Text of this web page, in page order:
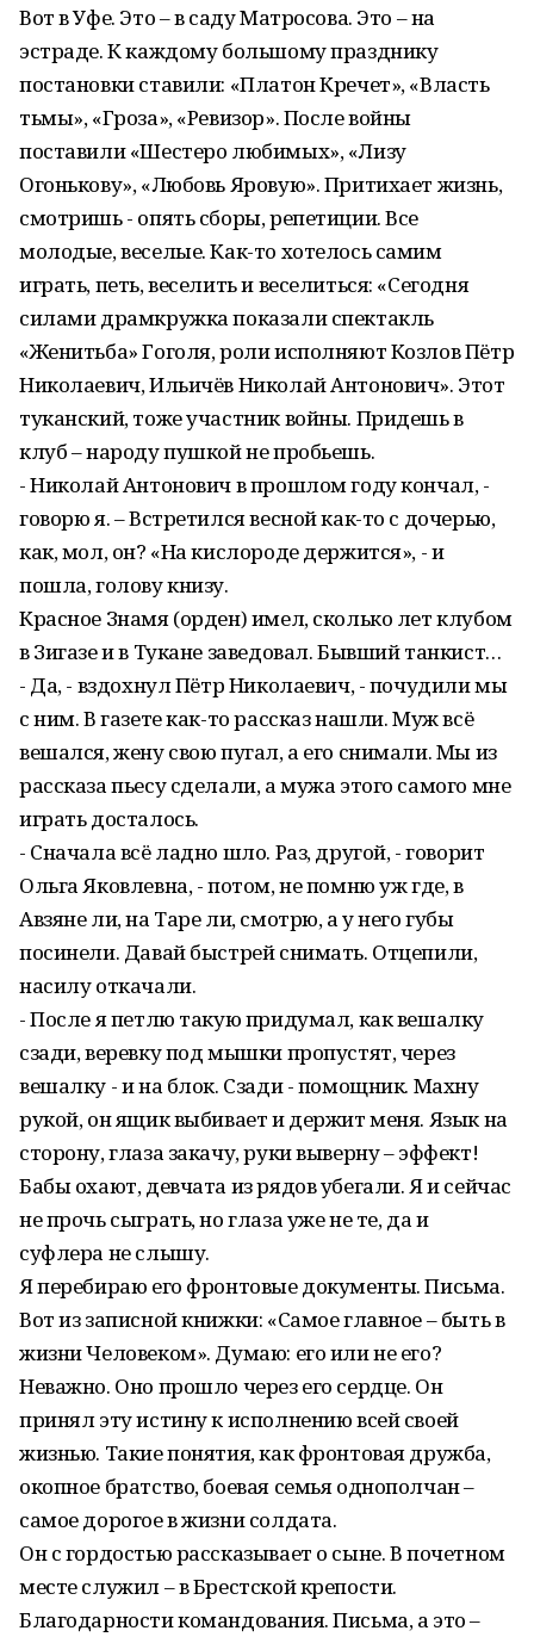
Вот в Уфе. Это – в саду Матросова. Это – на
эстраде. К каждому большому празднику
постановки ставили: «Платон Кречет», «Власть
тьмы», «Гроза», «Ревизор». После войны
поставили «Шестеро любимых», «Лизу
Огонькову», «Любовь Яровую». Притихает жизнь,
смотришь - опять сборы, репетиции. Все
молодые, веселые. Как-то хотелось самим
играть, петь, веселить и веселиться: «Сегодня
силами драмкружка показали спектакль
«Женитьба» Гоголя, роли исполняют Козлов Пётр
Николаевич, Ильичёв Николай Антонович». Этот
туканский, тоже участник войны. Придешь в
клуб – народу пушкой не пробьешь.
- Николай Антонович в прошлом году кончал, -
говорю я. – Встретился весной как-то с дочерью,
как, мол, он? «На кислороде держится», - и
пошла, голову книзу.
Красное Знамя (орден) имел, сколько лет клубом
в Зигазе и в Тукане заведовал. Бывший танкист…
- Да, - вздохнул Пётр Николаевич, - почудили мы
с ним. В газете как-то рассказ нашли. Муж всё
вешался, жену свою пугал, а его снимали. Мы из
рассказа пьесу сделали, а мужа этого самого мне
играть досталось.
- Сначала всё ладно шло. Раз, другой, - говорит
Ольга Яковлевна, - потом, не помню уж где, в
Авзяне ли, на Таре ли, смотрю, а у него губы
посинели. Давай быстрей снимать. Отцепили,
насилу откачали.
- После я петлю такую придумал, как вешалку
сзади, веревку под мышки пропустят, через
вешалку - и на блок. Сзади - помощник. Махну
рукой, он ящик выбивает и держит меня. Язык на
сторону, глаза закачу, руки выверну – эффект!
Бабы охают, девчата из рядов убегали. Я и сейчас
не прочь сыграть, но глаза уже не те, да и
суфлера не слышу.
Я перебираю его фронтовые документы. Письма.
Вот из записной книжки: «Самое главное – быть в
жизни Человеком». Думаю: его или не его?
Неважно. Оно прошло через его сердце. Он
принял эту истину к исполнению всей своей
жизнью. Такие понятия, как фронтовая дружба,
окопное братство, боевая семья однополчан –
самое дорогое в жизни солдата.
Он с гордостью рассказывает о сыне. В почетном
месте служил – в Брестской крепости.
Благодарности командования. Письма, а это –